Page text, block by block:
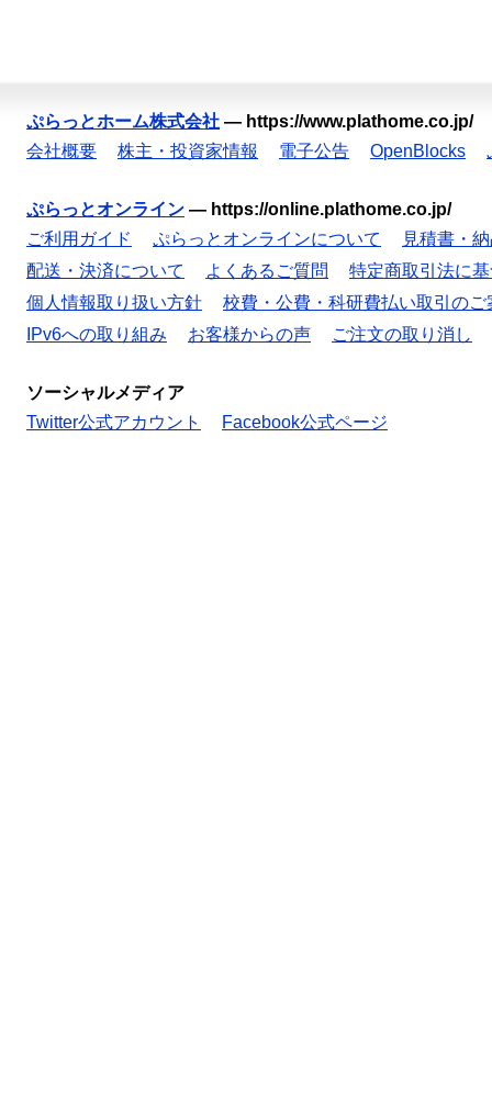
ぷらっとホーム株式会社 — https://www.plathome.co.jp/
会社概要
株主・投資家情報 電子公告 OpenBlocks
ぷらっとオンライン — https://online.plathome.co.jp/
ご利用ガイド
ぷらっとオンラインについて
見積書・
配送・決済について
よくあるご質問
特定商取引法に
個人情報取り扱い方針
校費・公費・科研費払い取引のご
IPv6への取り組み
お客様からの声 ご注文の取り消し
ソーシャルメディア
Twitter公式アカウント
Facebook公式ページ